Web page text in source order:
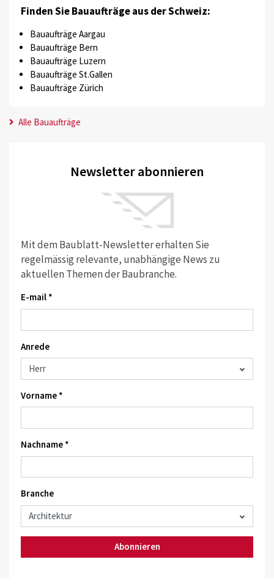
Finden Sie Bauaufträge aus der Schweiz:
Bauaufträge Aargau
Bauaufträge Bern
Bauaufträge Luzern
Bauaufträge St.Gallen
Bauaufträge Zürich
Alle Bauaufträge
Newsletter abonnieren
Mit dem Baublatt-Newsletter erhalten Sie
regelmässig relevante, unabhängige News zu
aktuellen Themen der Baubranche.
E-mail *
Anrede
Vorname *
Nachname *
Branche
Abonnieren